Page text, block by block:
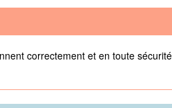
correctement et en toute